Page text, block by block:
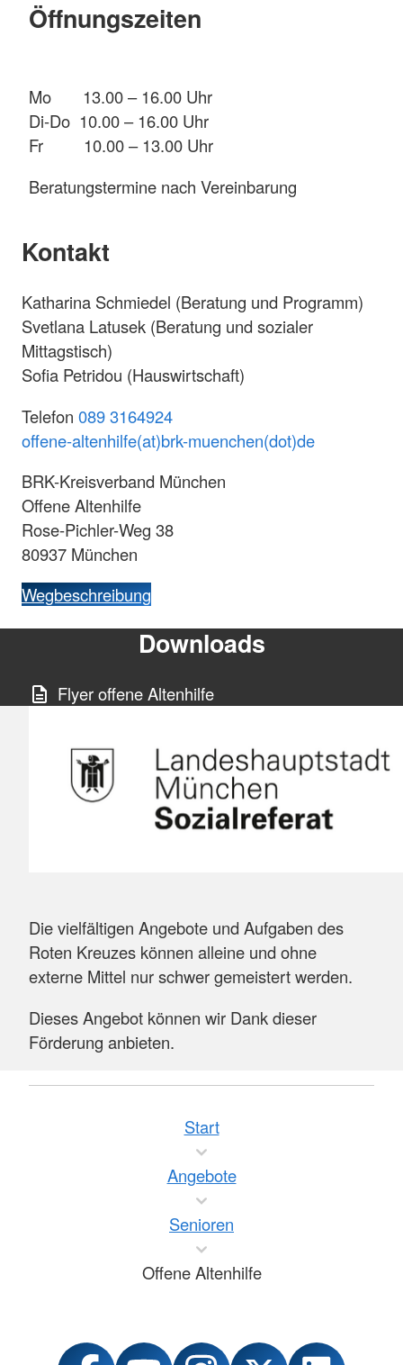
Öffnungszeiten
Mo 13.00 – 16.00 Uhr
Di-Do 10.00 – 16.00 Uhr
Fr 10.00 – 13.00 Uhr
Beratungstermine nach Vereinbarung
Kontakt
Katharina Schmiedel (Beratung und Programm)
Svetlana Latusek (Beratung und sozialer
Mittagstisch)
Sofia Petridou (Hauswirtschaft)
Telefon 089 3164924
offene-altenhilfe(at)brk-muenchen(dot)de
BRK-Kreisverband München
Offene Altenhilfe
Rose-Pichler-Weg 38
80937 München
Wegbeschreibung
Downloads
Flyer offene Altenhilfe
Die vielfältigen Angebote und Aufgaben des
Roten Kreuzes können alleine und ohne
externe Mittel nur schwer gemeistert werden.
Dieses Angebot können wir Dank dieser
Förderung anbieten.
Start
Angebote
Senioren
Offene Altenhilfe